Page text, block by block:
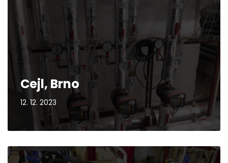
Cejl, Brno
12. 12. 2023